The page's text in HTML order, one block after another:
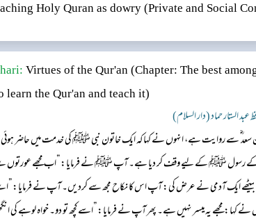
Holy Quran as dowry (Private and Social
Virtues of the Qur'an (Chapter: The best
learn the Qur'an and teach it)
الستار حماد (دار السلام)
سعد ؓ سے روایت ہے، انہوں نے کہا کہ ایک خاتون نبی ﷺ کی خدمت میں حاضر ہوئی
کے رسول ﷺ کے لیے وقف کر دیا ہے۔ آپ ﷺ نے فرمایا: ”اب مجھے عورتوں سے
ایک آدمی نے عرض کی: آپ اس کا نکاح مجھ سے کردیں۔ آپ نے فرمایا:
نے کہا: مجھے یہ میسر نہیں ہے۔ پھر آپ نے فرمایا: ”اسے کچھ تو دو۔ خواہ لوہے کی